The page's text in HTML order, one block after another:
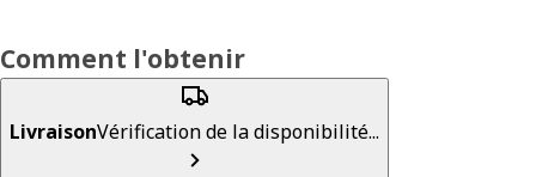
Comment l'obtenir
LivraisonVérification de la disponibilité...